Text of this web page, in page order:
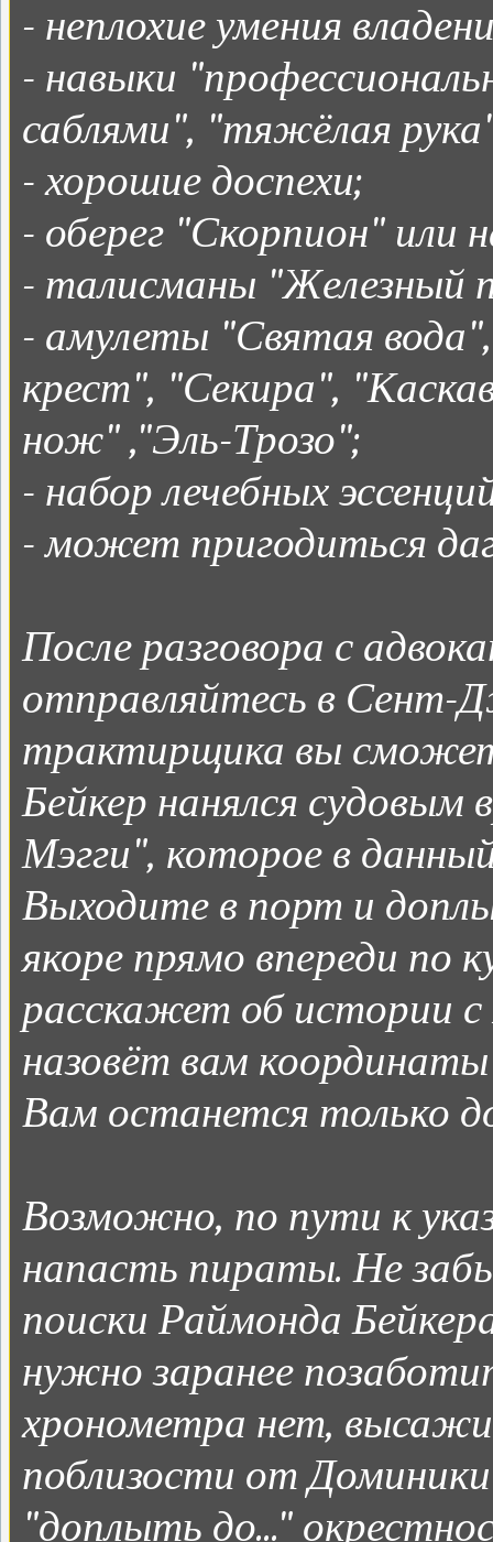
- неплохие умения
- навыки
саблями", "тяжёлая
- хорошие доспехи;
- оберег "Скорпион" или
- талисманы "Железный
- амулеты "Святая
крест", "Секира",
нож" ,"Эль-Трозо";
- набор лечебных
- может пригодиться
После разговора с
отправляйтесь в Сент-
трактирщика вы
Бейкер нанялся
Мэгги", которое в
Выходите в порт и
якоре прямо впереди по
расскажет об истории
назовёт вам
Вам останется только
Возможно, по пути к
напасть пираты. Не
поиски Раймонда
нужно заранее
хронометра нет,
поблизости от
"доплыть до..."